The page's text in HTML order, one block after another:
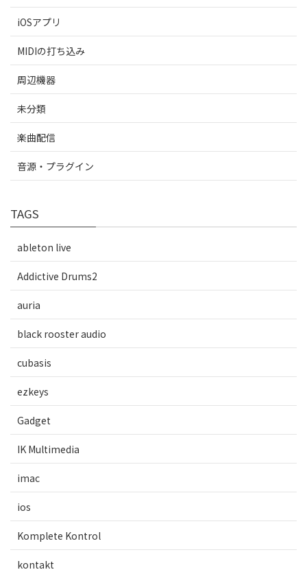
iOSアプリ
MIDIの打ち込み
周辺機器
未分類
楽曲配信
音源・プラグイン
TAGS
ableton live
Addictive Drums2
auria
black rooster audio
cubasis
ezkeys
Gadget
IK Multimedia
imac
ios
Komplete Kontrol
kontakt